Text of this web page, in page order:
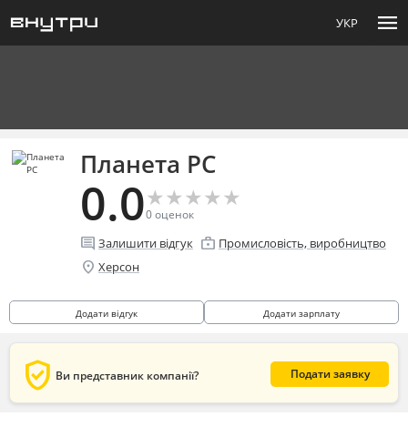
УКР menu
Планета РС
0.0★
★★
★★
★★
★★
★
0оценок
comment Залишити відгук enterprise Промисловість, виробництво
location_on Херсон
Додати відгук Додати зарплату
verified_user Ви представник компанії? Подати заявку